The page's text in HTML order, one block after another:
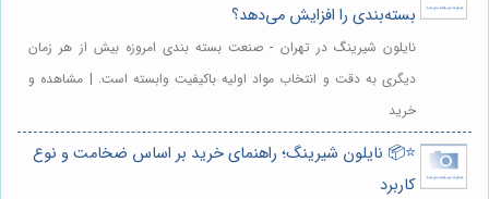
بسته‌بندی را افزایش می‌دهد؟
نایلون شیرینگ در تهران - صنعت بسته بندی امروزه بیش از هر زمان
دیگری به دقت و انتخاب مواد اولیه باکیفیت وابسته است. | مشاهده و
خرید
⭐️📦 نایلون شیرینگ؛ راهنمای خرید بر اساس ضخامت و نوع
کاربرد